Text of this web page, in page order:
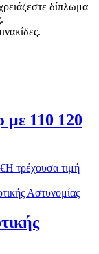
δίπλωμα
με 110 120
€Η τρέχουσα τιμή